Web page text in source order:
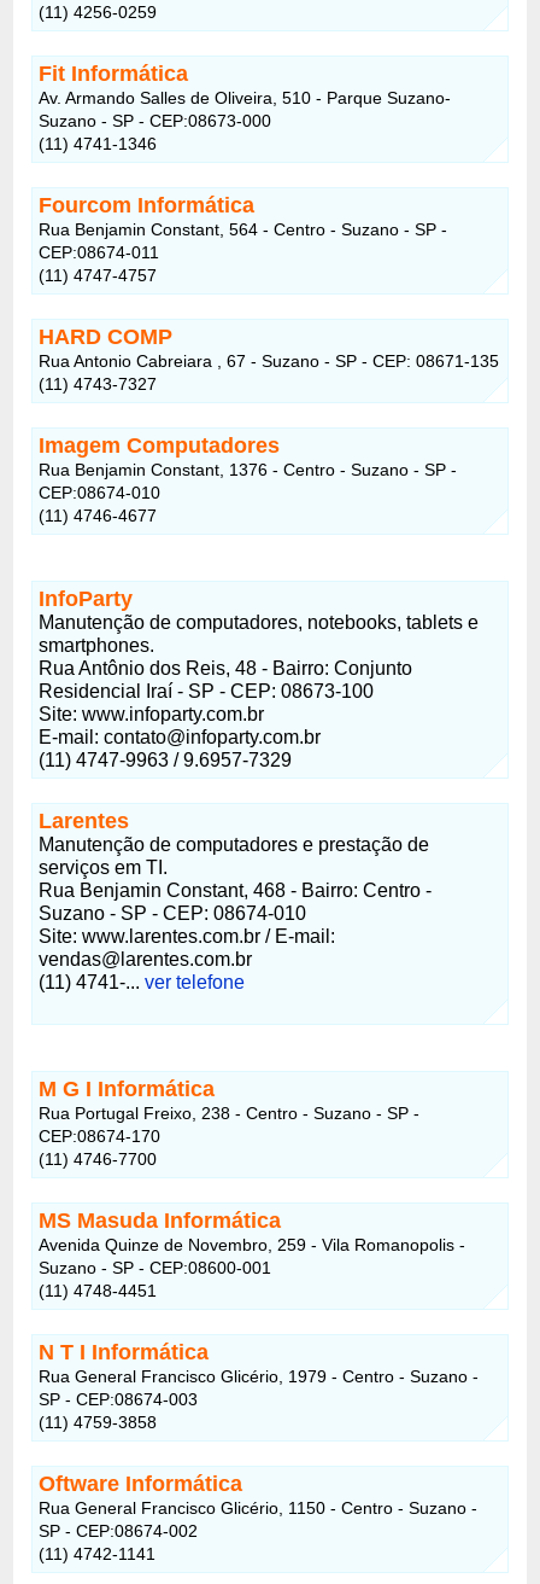
(11) 4256-0259
Fit Informática
Av. Armando Salles de Oliveira, 510 - Parque Suzano-
Suzano - SP - CEP:08673-000
(11) 4741-1346
Fourcom Informática
Rua Benjamin Constant, 564 - Centro - Suzano - SP -
CEP:08674-011
(11) 4747-4757
HARD COMP
Rua Antonio Cabreiara , 67 - Suzano - SP - CEP: 08671-135
(11) 4743-7327
Imagem Computadores
Rua Benjamin Constant, 1376 - Centro - Suzano - SP -
CEP:08674-010
(11) 4746-4677
InfoParty
Manutenção de computadores, notebooks, tablets e
smartphones.
Rua Antônio dos Reis, 48 - Bairro: Conjunto
Residencial Iraí - SP - CEP: 08673-100
Site: www.infoparty.com.br
E-mail: contato@infoparty.com.br
(11) 4747-9963 / 9.6957-7329
Larentes
Manutenção de computadores e prestação de
serviços em TI.
Rua Benjamin Constant, 468 - Bairro: Centro -
Suzano - SP - CEP: 08674-010
Site: www.larentes.com.br / E-mail:
vendas@larentes.com.br
(11) 4741-...ver telefone
M G I Informática
Rua Portugal Freixo, 238 - Centro - Suzano - SP -
CEP:08674-170
(11) 4746-7700
MS Masuda Informática
Avenida Quinze de Novembro, 259 - Vila Romanopolis -
Suzano - SP - CEP:08600-001
(11) 4748-4451
N T I Informática
Rua General Francisco Glicério, 1979 - Centro - Suzano -
SP - CEP:08674-003
(11) 4759-3858
Oftware Informática
Rua General Francisco Glicério, 1150 - Centro - Suzano -
SP - CEP:08674-002
(11) 4742-1141